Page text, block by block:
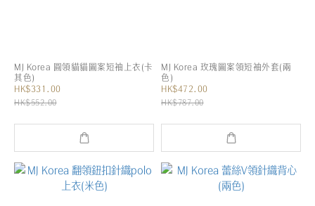
MJ Korea 圓領貓貓圖案短袖上衣(卡
其色)
HK$331.00
HK$552.00
MJ Korea 玫瑰圖案領短袖外套(兩
色)
HK$472.00
HK$787.00